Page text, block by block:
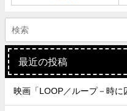
最近の投稿
映画「LOOP／ループ－時に